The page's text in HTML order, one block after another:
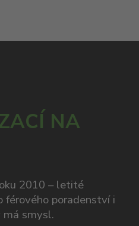
NA
2010 – letité
férového poradenství i
smysl.